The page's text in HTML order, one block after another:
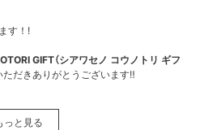
す！!
GIFT（シアワセノ コウノトリ ギフ
だきありがとうございます‼
っと見る